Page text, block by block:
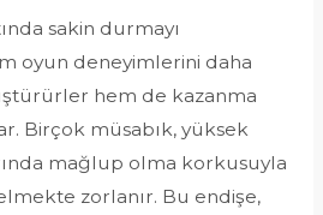
sakin durmayı
oyun deneyimlerini daha
hem de kazanma
Birçok müsabık, yüksek
mağlup olma korkusuyla
zorlanır. Bu endişe,